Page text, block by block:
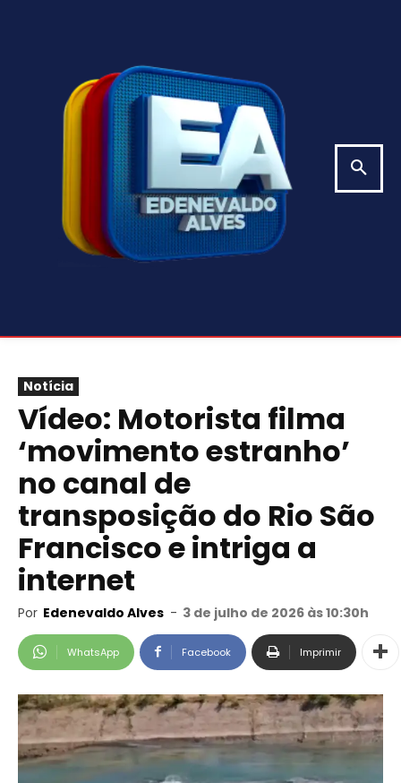
Notícia
Vídeo: Motorista filma
‘movimento estranho’
no canal de
transposição do Rio São
Francisco e intriga a
internet
Por Edenevaldo Alves - 3 de julho de 2026 às 10:30h
WhatsApp Facebook Imprimir